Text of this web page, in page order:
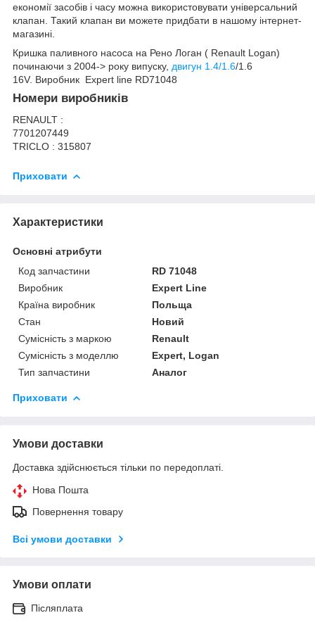
економії засобів і часу можна використовувати універсальний
клапан. Такий клапан ви можете придбати в нашому інтернет-
магазині.
Кришка паливного насоса на Рено Логан ( Renault Logan)
починаючи з 2004-> року випуску, двигун 1.4/1.6/1.6
16V. Виробник Expert line RD71048
Номери виробників
RENAULT :
7701207449
TRICLO : 315807
Приховати
Характеристики
Основні атрибути
Код запчастини
RD 71048
Виробник
Expert Line
Країна виробник
Польща
Стан
Новий
Сумісність з маркою
Renault
Сумісність з моделлю
Expert, Logan
Тип запчастини
Аналог
Приховати
Умови доставки
Доставка здійснюється тільки по передоплаті.
Нова Пошта
Повернення товару
Всі умови доставки
Умови оплати
Післяплата